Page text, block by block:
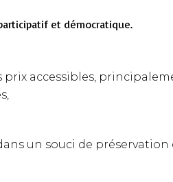
et démocratique.
accessibles,
un souci de préservation